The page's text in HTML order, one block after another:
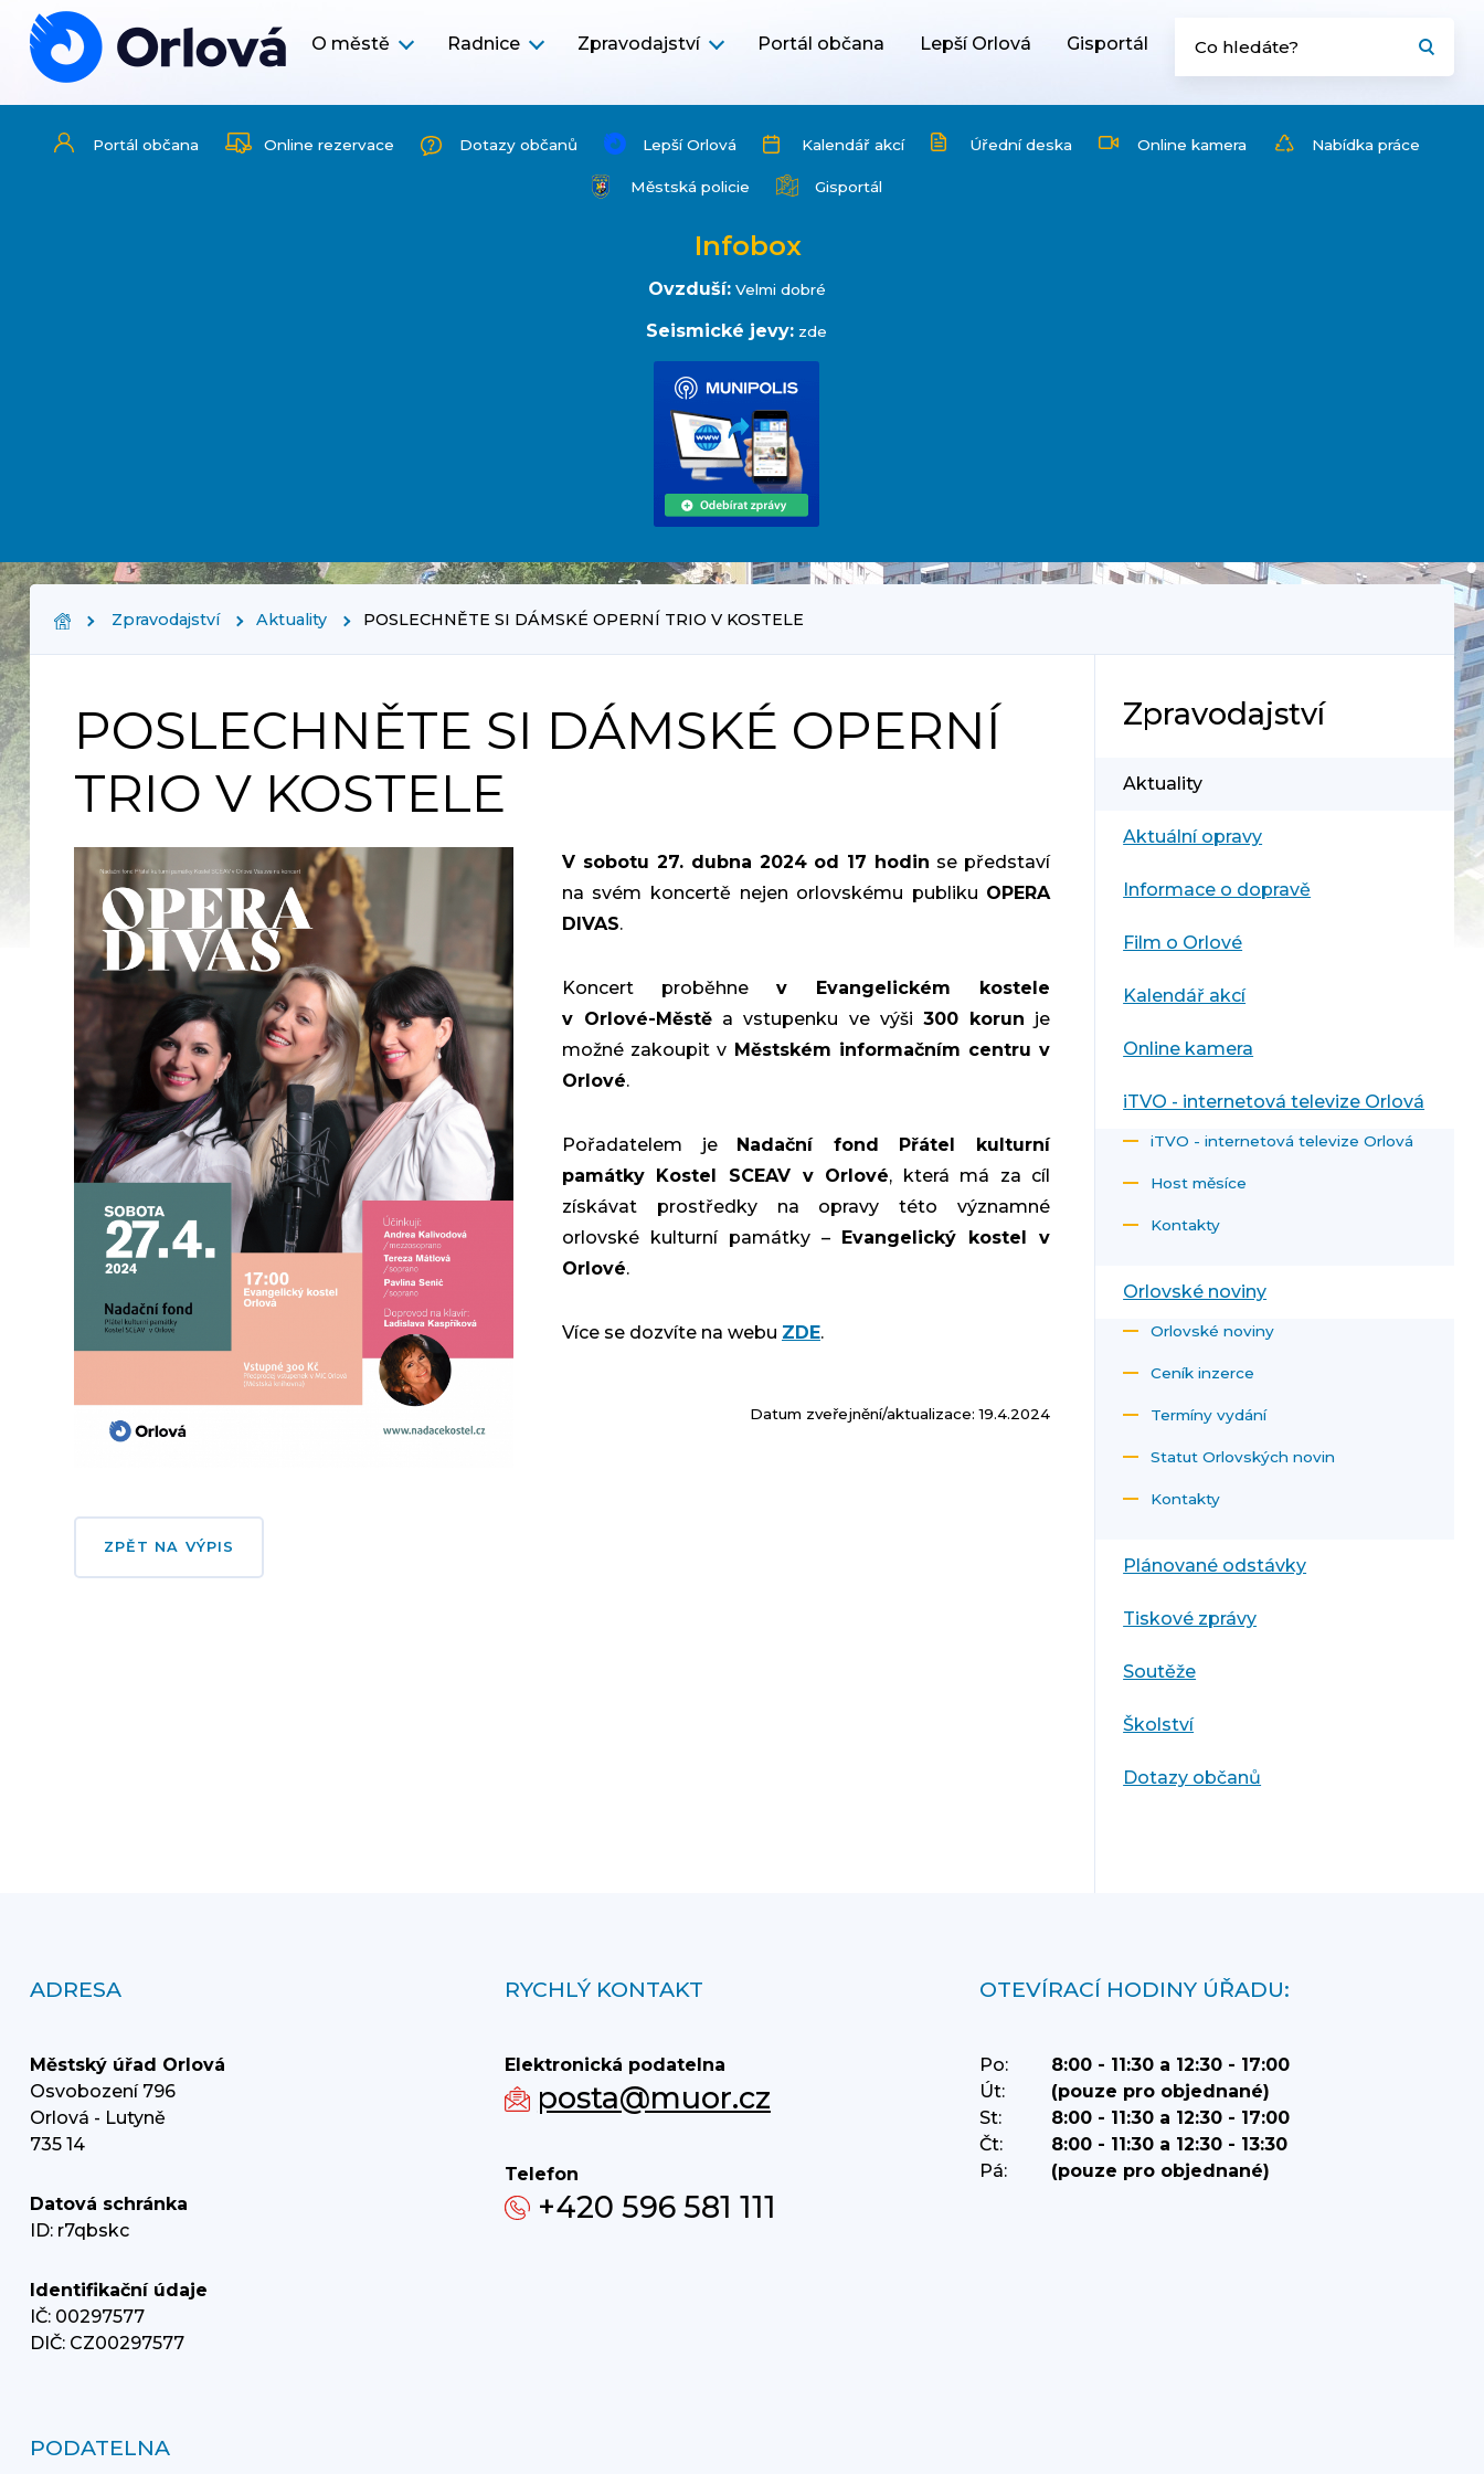
O městě Radnice Zpravodajství Portál občana Lepší Orlová Gisportál
Portál občana Online rezervace Dotazy občanů Lepší Orlová Kalendář akcí Úřední deska Online kamera Nabídka práce
Městská policie Gisportál
Infobox
Ovzduší: Velmi dobré
Seismické jevy: zde
Zpravodajství Aktuality POSLECHNĚTE SI DÁMSKÉ OPERNÍ TRIO V KOSTELE
POSLECHNĚTE SI DÁMSKÉ OPERNÍ
TRIO V KOSTELE
V sobotu 27. dubna 2024 od 17 hodin se představí
na svém koncertě nejen orlovskému publiku OPERA
DIVAS.
Koncert proběhnev Evangelickém kostele
v Orlové-Městě a vstupenku ve výši 300 korun je
možné zakoupit v Městském informačním centru v
Orlové.
Pořadatelem je
Nadační fond Přátel kulturní
památky Kostel SCEAV v Orlové, která má za cíl
získávat prostředky na opravy této významné
orlovské kulturní památky –Evangelický kostel v
Orlové.
Více se dozvíte na webu ZDE.
Datum zveřejnění/aktualizace: 19.4.2024
ZPĚT NA VÝPIS
Zpravodajství
Aktuality
Aktuální opravy
Informace o dopravě
Film o Orlové
Kalendář akcí
Online kamera
iTVO - internetová televize Orlová
iTVO - internetová televize Orlová
Host měsíce
Kontakty
Orlovské noviny
Orlovské noviny
Ceník inzerce
Termíny vydání
Statut Orlovských novin
Kontakty
Plánované odstávky
Tiskové zprávy
Soutěže
Školství
Dotazy občanů
ADRESA
Městský úřad Orlová
Osvobození 796
Orlová - Lutyně
735 14
Datová schránka
ID: r7qbskc
Identifikační údaje
IČ: 00297577
DIČ: CZ00297577
RYCHLÝ KONTAKT
Elektronická podatelna
posta@muor.cz
Telefon
+420 596 581 111
OTEVÍRACÍ HODINY ÚŘADU:
Po:
8:00 - 11:30 a 12:30 - 17:00
Út:
(pouze pro objednané)
St:
8:00 - 11:30 a 12:30 - 17:00
Čt:
8:00 - 11:30 a 12:30 - 13:30
Pá:
(pouze pro objednané)
PODATELNA